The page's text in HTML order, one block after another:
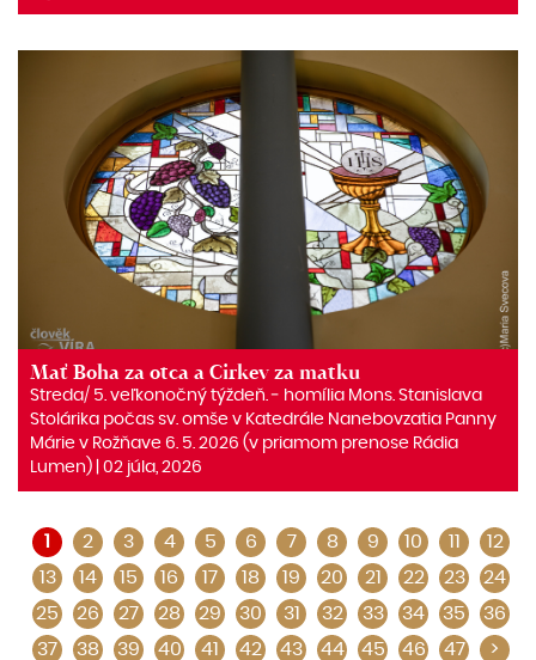
Mať Boha za otca a Cirkev za matku
Streda/ 5. veľkonočný týždeň. ‒ homília Mons. Stanislava
Stolárika počas sv. omše v Katedrále Nanebovzatia Panny
Márie v Rožňave 6. 5. 2026 (v priamom prenose Rádia
Lumen) | 02 júla, 2026
1 2 3 4 5 6 7 8 9 10 11
12
13
14 15 16 17 18 19 20 21 22 23
24
25
26 27 28 29 30 31 32 33 34 35
36
37
38 39 40 41 42 43 44 45 46 47 >